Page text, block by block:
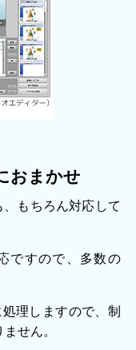
おまかせ
、もちろん対応して
ですので、多数の
理しますので、制
せん。